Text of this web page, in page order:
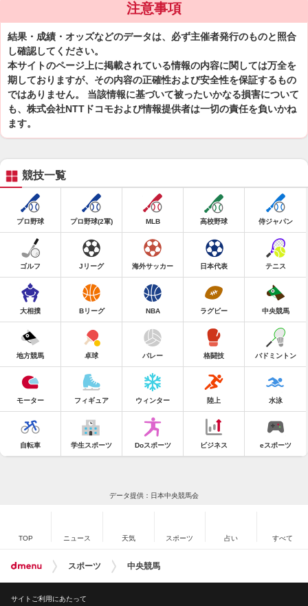
注意事項
結果・成績・オッズなどのデータは、必ず主催者発行のものと照合
し確認してください。
本サイトのページ上に掲載されている情報の内容に関しては万全を
期しておりますが、その内容の正確性および安全性を保証するもの
ではありません。 当該情報に基づいて被ったいかなる損害について
も、株式会社NTTドコモおよび情報提供者は一切の責任を負いかね
ます。
競技一覧
プロ野球 プロ野球(2軍) MLB 高校野球 侍ジャパン
ゴルフ Jリーグ 海外サッカー 日本代表 テニス
大相撲 Bリーグ NBA ラグビー 中央競馬
地方競馬 卓球 バレー 格闘技 バドミントン
モーター フィギュア ウィンター 陸上 水泳
自転車 学生スポーツ Doスポーツ ビジネス eスポーツ
データ提供：日本中央競馬会
TOP ニュース 天気 スポーツ 占い すべて
スポーツ 中央競馬
サイトご利用にあたって